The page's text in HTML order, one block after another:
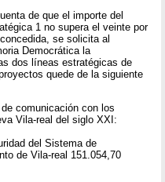
de que el importe del
1 no supera el veinte por
se solicita al
Democrática la
dos líneas estratégicas de
quede de la siguiente
comunicación con los
Vila-real del siglo XXI:
del Sistema de
de Vila-real 151.054,70